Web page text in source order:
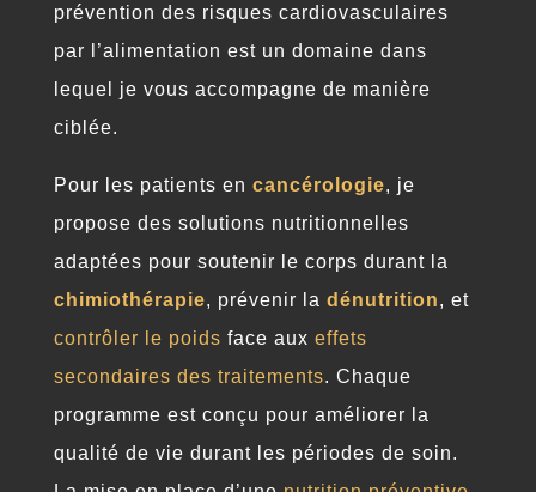
prévention des risques cardiovasculaires
par l’alimentation est un domaine dans
lequel je vous accompagne de manière
ciblée.
Pour les patients en cancérologie, je
propose des solutions nutritionnelles
adaptées pour soutenir le corps durant la
chimiothérapie, prévenir la dénutrition, et
contrôler le poids face aux effets
secondaires des traitements. Chaque
programme est conçu pour améliorer la
qualité de vie durant les périodes de soin.